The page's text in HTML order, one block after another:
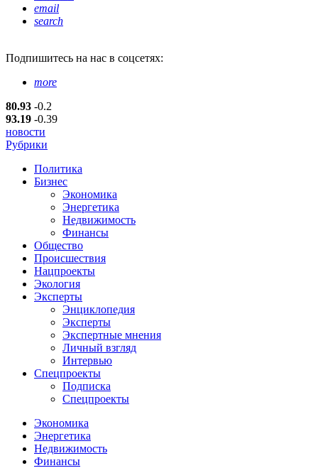
email
search
Подпишитесь на нас в соцсетях:
more
80.93 -0.2
93.19 -0.39
новости
Рубрики
Политика
Бизнес
Экономика
Энергетика
Недвижимость
Финансы
Общество
Происшествия
Нацпроекты
Экология
Эксперты
Энциклопедия
Эксперты
Экспертные мнения
Личный взгляд
Интервью
Спецпроекты
Подписка
Спецпроекты
Экономика
Энергетика
Недвижимость
Финансы